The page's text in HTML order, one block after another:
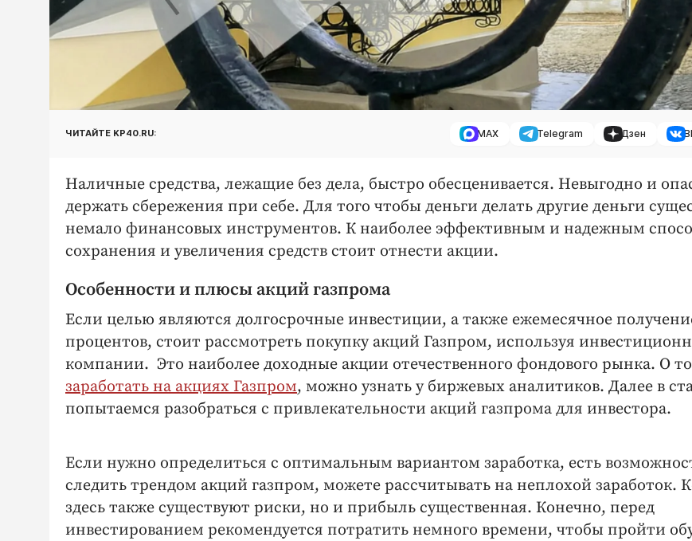
ЧИТАЙТЕ KP40.RU: MAX Telegram Дзен
Наличные средства, лежащие без дела, быстро обесценивается. Невыгодно и
держать сбережения при себе. Для того чтобы деньги делать другие деньги
немало финансовых инструментов. К наиболее эффективным и надежным
сохранения и увеличения средств стоит отнести акции.
Особенности и плюсы акций газпрома
Если целью являются долгосрочные инвестиции, а также ежемесячное
процентов, стоит рассмотреть покупку акций Газпром, используя
компании. Это наиболее доходные акции отечественного фондового рынка. О
заработать на акциях Газпром, можно узнать у биржевых аналитиков. Далее в
попытаемся разобраться с привлекательности акций газпрома для инвестора.
Если нужно определиться с оптимальным вариантом заработка, есть
следить трендом акций газпром, можете рассчитывать на неплохой заработок.
здесь также существуют риски, но и прибыль существенная. Конечно, перед
инвестированием рекомендуется потратить немного времени, чтобы пройти